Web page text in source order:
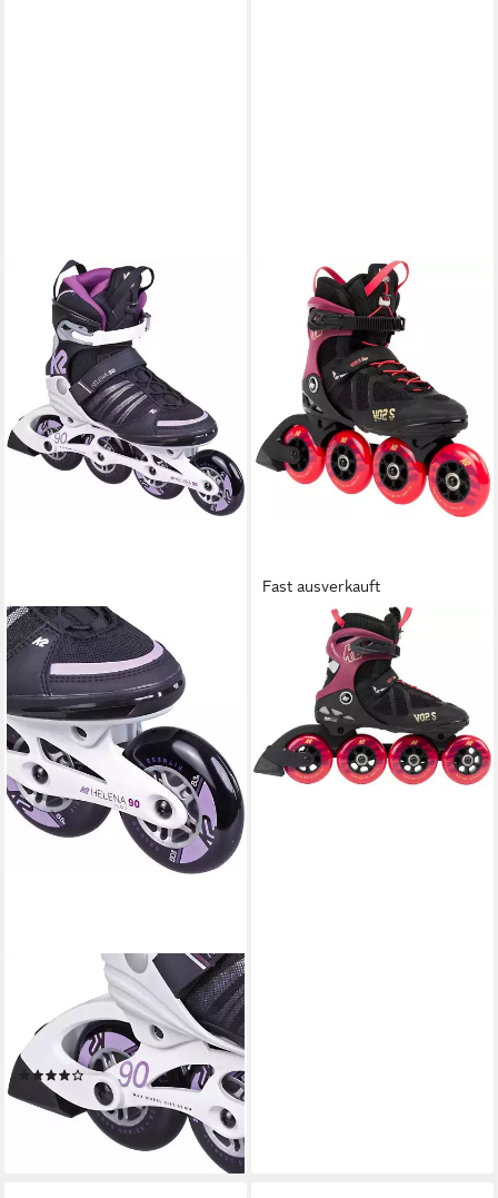
Inlineskates K2 HELENA 90 II
SPEEDLACE LTD Inline Skate
2022 black/purple
(1)
ab 159,90 € UVP279,90 €
lieferbar - in 2-3 Werktagen bei dir
Fast ausverkauft
Inlineskates
266,39 €
lieferbar - in 9-11 Werktagen bei